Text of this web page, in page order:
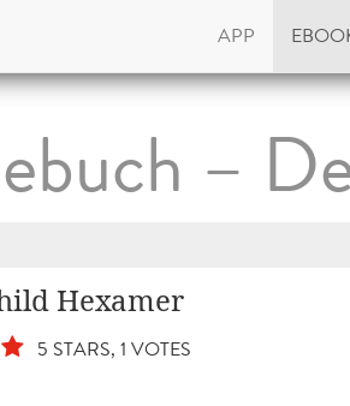
APP
–
Hexamer
5 STARS, 1 VOTES